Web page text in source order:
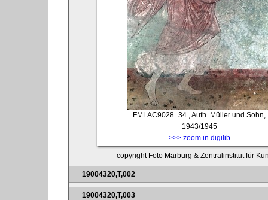
FMLAC9028_34 , Aufn. Müller und Sohn,
1943/1945
>>> zoom in digilib
copyright Foto Marburg & Zentralinstitut für
19004320,T,002
19004320,T,003